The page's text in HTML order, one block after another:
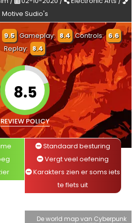
Motive Sudio's
9.5 Gameplay: 8.4 Controls: 6.6
Replay: 8.4
8.5
REVIEW POLICY
Standaard besturing
Vergt veel oefening
Karakters zien er soms iets
te flets uit
De world map van Cyberpunk